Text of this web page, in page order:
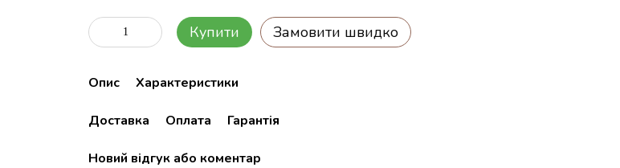
Купити Замовити швидко
Опис Характеристики
Доставка Оплата Гарантія
Новий відгук або коментар